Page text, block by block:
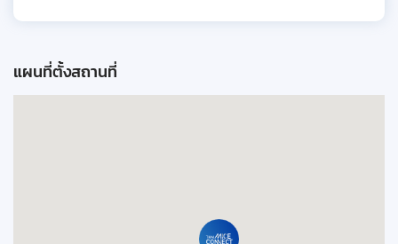
แผนที่ตั้งสถานที่